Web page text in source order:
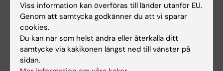
Tema ALS: Hopp i sikte vid fruktad sjukdom
KI:s podd Medicinvetarna #71: Kan ALS botas?
Relaterade artiklar
Viss information kan överföras till länder utanför EU.
Genom att samtycka godkänner du att vi sparar
cookies.
Du kan när som helst ändra eller återkalla ditt
samtycke via kakikonen längst ned till vänster på
sidan.